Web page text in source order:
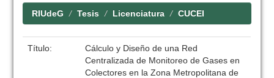
RIUdeG Tesis Licenciatura CUCEI
Título:
Cálculo y Diseño de una Red
Centralizada de Monitoreo de Gases en
Colectores en la Zona Metropolitana de